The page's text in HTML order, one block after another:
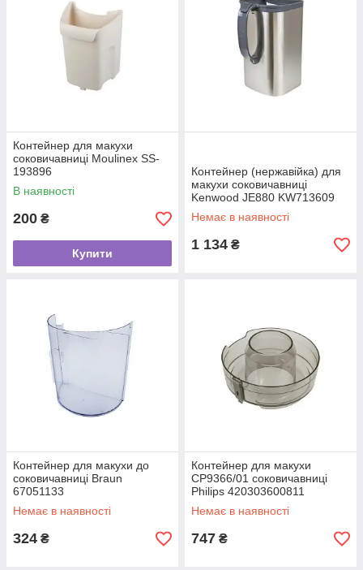
Контейнер для макухи
соковичавниці Moulinex SS-
193896
В наявності
200 ₴
Купити
Контейнер (нержавійка) для
макухи соковичавниці
Kenwood JE880 KW713609
Немає в наявності
1 134 ₴
Контейнер для макухи до
соковичавниці Braun
67051133
Немає в наявності
324 ₴
Контейнер для макухи
CP9366/01 соковичавниці
Philips 420303600811
Немає в наявності
747 ₴